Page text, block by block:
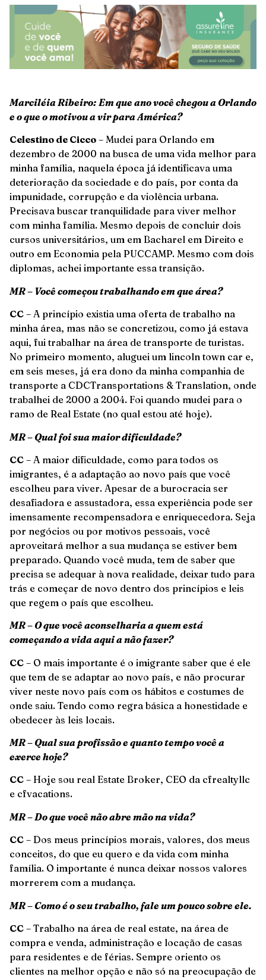
Marciléia Ribeiro: Em que ano você chegou a Orlando
e o que o motivou a vir para América?
Celestino de Cicco – Mudei para Orlando em
dezembro de 2000 na busca de uma vida melhor para
minha família, naquela época já identificava uma
deterioração da sociedade e do país, por conta da
impunidade, corrupção e da violência urbana.
Precisava buscar tranquilidade para viver melhor
com minha família. Mesmo depois de concluir dois
cursos universitários, um em Bacharel em Direito e
outro em Economia pela PUCCAMP. Mesmo com dois
diplomas, achei importante essa transição.
MR – Você começou trabalhando em que área?
CC – A princípio existia uma oferta de trabalho na
minha área, mas não se concretizou, como já estava
aqui, fui trabalhar na área de transporte de turistas.
No primeiro momento, aluguei um lincoln town car e,
em seis meses, já era dono da minha companhia de
transporte a CDCTransportations & Translation, onde
trabalhei de 2000 a 2004. Foi quando mudei para o
ramo de Real Estate (no qual estou até hoje).
MR – Qual foi sua maior dificuldade?
CC – A maior dificuldade, como para todos os
imigrantes, é a adaptação ao novo país que você
escolheu para viver. Apesar de a burocracia ser
desafiadora e assustadora, essa experiência pode ser
imensamente recompensadora e enriquecedora. Seja
por negócios ou por motivos pessoais, você
aproveitará melhor a sua mudança se estiver bem
preparado. Quando você muda, tem de saber que
precisa se adequar à nova realidade, deixar tudo para
trás e começar de novo dentro dos princípios e leis
que regem o país que escolheu.
MR – O que você aconselharia a quem está
começando a vida aqui a não fazer?
CC – O mais importante é o imigrante saber que é ele
que tem de se adaptar ao novo país, e não procurar
viver neste novo país com os hábitos e costumes de
onde saiu. Tendo como regra básica a honestidade e
obedecer às leis locais.
MR – Qual sua profissão e quanto tempo você a
exerce hoje?
CC – Hoje sou real Estate Broker, CEO da cfrealtyllc
e cfvacations.
MR – Do que você não abre mão na vida?
CC – Dos meus princípios morais, valores, dos meus
conceitos, do que eu quero e da vida com minha
família. O importante é nunca deixar nossos valores
morrerem com a mudança.
MR – Como é o seu trabalho, fale um pouco sobre ele.
CC – Trabalho na área de real estate, na área de
compra e venda, administração e locação de casas
para residentes e de férias. Sempre oriento os
clientes na melhor opção e não só na preocupação de